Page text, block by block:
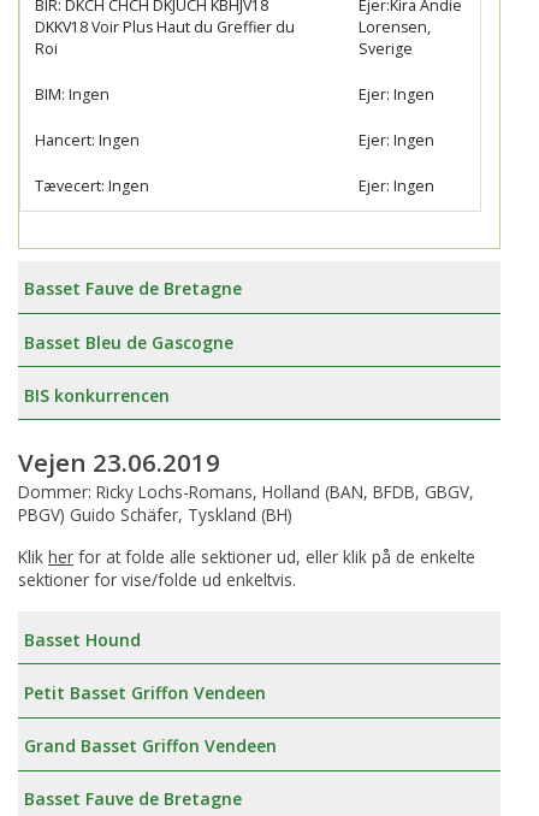
BIR: DKCH CHCH DKJUCH KBHJV18
DKKV18 Voir Plus Haut du Greffier du
Roi
Ejer:Kira Andie
Lorensen,
Sverige
BIM: Ingen Ejer: Ingen
Hancert: Ingen Ejer: Ingen
Tævecert: Ingen Ejer: Ingen
Basset Fauve de Bretagne
Basset Bleu de Gascogne
BIS konkurrencen
Vejen 23.06.2019
Dommer: Ricky Lochs-Romans, Holland (BAN, BFDB, GBGV,
PBGV) Guido Schäfer, Tyskland (BH)
Klik her for at folde alle sektioner ud, eller klik på de enkelte
sektioner for vise/folde ud enkeltvis.
Basset Hound
Petit Basset Griffon Vendeen
Grand Basset Griffon Vendeen
Basset Fauve de Bretagne